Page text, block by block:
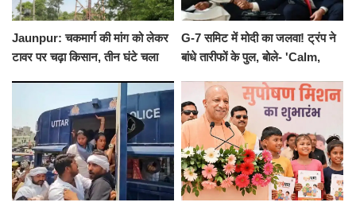
Jaunpur: चकमार्ग की मांग को लेकर
टावर पर चढ़ा किसान, तीन घंटे चला
G-7 समिट में मोदी का जलवा! ट्रंप ने
बांधे तारीफों के पुल, बोले- 'Calm,